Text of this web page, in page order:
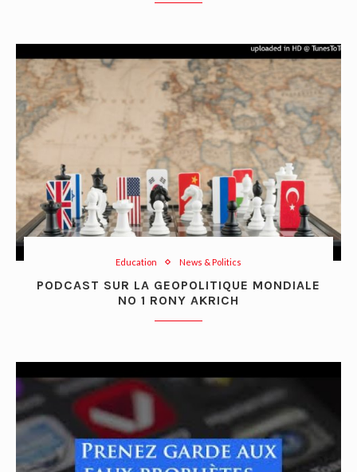
Education News & Politics
PODCAST SUR LA GEOPOLITIQUE MONDIALE
NO 1 RONY AKRICH